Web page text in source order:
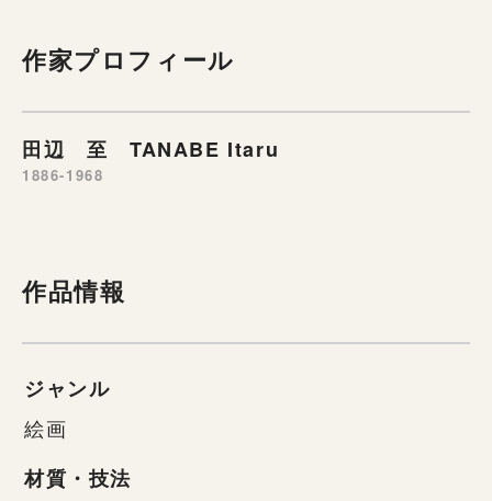
作家プロフィール
田辺 至 TANABE Itaru
1886-1968
作品情報
ジャンル
絵画
材質・技法